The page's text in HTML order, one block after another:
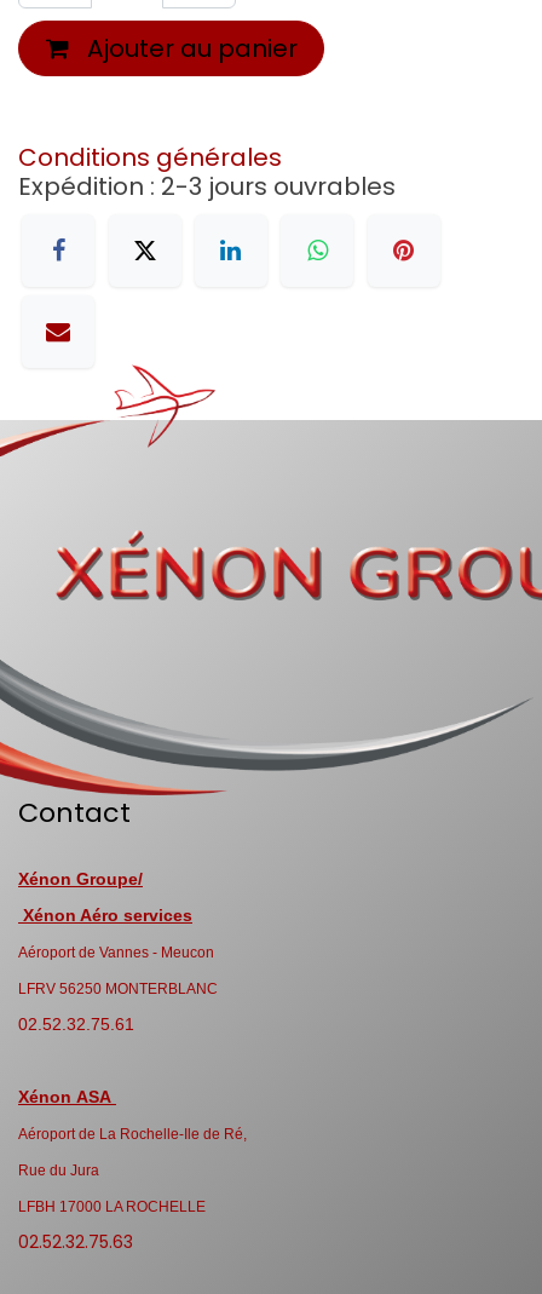
Ajouter au panier
Conditions générales
Expédition : 2-3 jours ouvrables
Contact
Xénon Groupe/
Xénon Aéro services
Aéroport de Vannes - Meucon
LFRV 56250 MONTERBLANC
02.52.32.75.61
Xénon ASA
Aéroport de La Rochelle-Ile de Ré,
Rue du Jura
LFBH 17000 LA ROCHELLE
02.52.32.75.63